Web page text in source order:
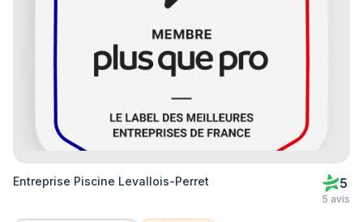
Entreprise Piscine Levallois-Perret 5
5 avis